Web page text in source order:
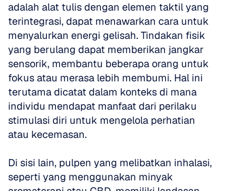
adalah alat tulis dengan elemen taktil yang
terintegrasi, dapat menawarkan cara untuk
menyalurkan energi gelisah. Tindakan fisik
yang berulang dapat memberikan jangkar
sensorik, membantu beberapa orang untuk
fokus atau merasa lebih membumi. Hal ini
terutama dicatat dalam konteks di mana
individu mendapat manfaat dari perilaku
stimulasi diri untuk mengelola perhatian
atau kecemasan.
Di sisi lain, pulpen yang melibatkan inhalasi,
seperti yang menggunakan minyak